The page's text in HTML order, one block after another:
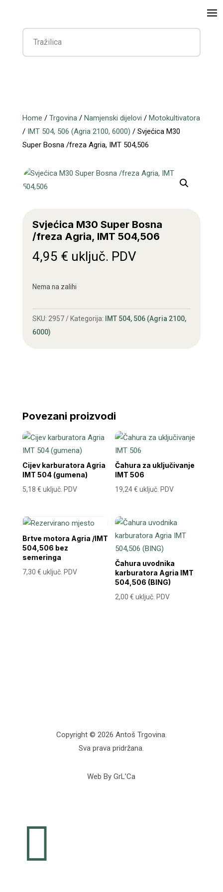
Home / Trgovina/ Namjenski dijelovi / Motokultivatora
/ IMT 504, 506 (Agria 2100, 6000) / Svjećica M30
Super Bosna /freza Agria, IMT 504,506
Svjećica M30 Super Bosna
/freza Agria, IMT 504,506
4,95 € uključ. PDV
Nema na zalihi
SKU: 2957 Kategorija:
IMT 504, 506 (Agria 2100,
6000)
Povezani proizvodi
Cijev karburatora Agria
IMT 504 (gumena)
5,18 € uključ. PDV
Čahura za uključivanje
IMT 506
19,24€ uključ. PDV
Brtve motora Agria /IMT
504,506 bez
semeringa
7,30 € uključ. PDV
Čahura uvodnika
karburatora Agria IMT
504,506 (BING)
2,00€ uključ. PDV
Copyright © 2026 Antoš Trgovina.
Sva prava pridržana.
Web By GrL’Ca
